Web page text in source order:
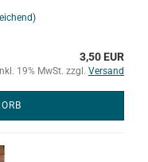
3,50 EUR
19% MwSt. zzgl. Versand